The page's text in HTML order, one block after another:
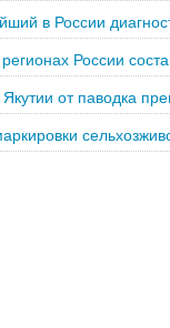
в России
России
от паводка